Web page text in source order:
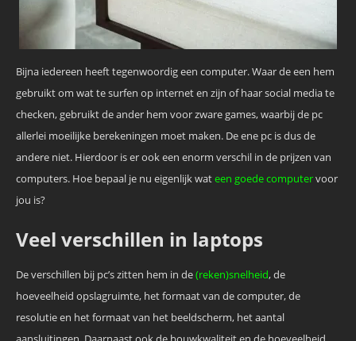
Bijna iedereen heeft tegenwoordig een computer. Waar de een hem
gebruikt om wat te surfen op internet en zijn of haar social media te
checken, gebruikt de ander hem voor zware games, waarbij de pc
allerlei moeilijke berekeningen moet maken. De ene pc is dus de
andere niet. Hierdoor is er ook een enorm verschil in de prijzen van
computers. Hoe bepaal je nu eigenlijk wateen goede computervoor
jou is?
Veel verschillen in laptops
De verschillen bij pc’s zitten hem in de(reken)snelheid, de
hoeveelheid opslagruimte, het formaat van de computer, de
resolutie en het formaat van het beeldscherm, het aantal